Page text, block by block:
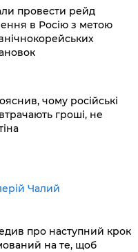
провести рейд
в Росію з метою
чому російські
гроші, не
Чалий
про наступний крок
на те, щоб